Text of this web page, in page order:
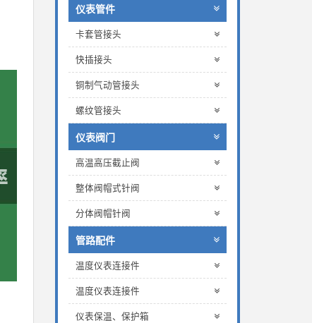
仪表管件
卡套管接头
快插接头
铜制气动管接头
螺纹管接头
仪表阀门
高温高压截止阀
整体阀帽式针阀
分体阀帽针阀
管路配件
温度仪表连接件
温度仪表连接件
仪表保温、保护箱